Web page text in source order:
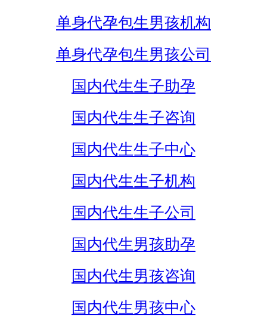
单身代孕包生男孩机构
单身代孕包生男孩公司
国内代生生子助孕
国内代生生子咨询
国内代生生子中心
国内代生生子机构
国内代生生子公司
国内代生男孩助孕
国内代生男孩咨询
国内代生男孩中心